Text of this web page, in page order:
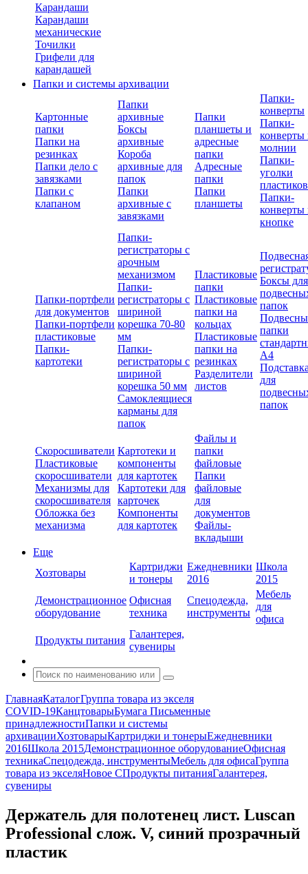
Карандаши
Карандаши
механические
Точилки
Грифели для
карандашей
Папки и системы архивации
Картонные
папки
Папки на
резинках
Папки дело с
завязками
Папки с
клапаном
Папки
архивные
Боксы
архивные
Короба
архивные для
папок
Папки
архивные с
завязками
Папки
планшеты и
адресные
папки
Адресные
папки
Папки
планшеты
Папки-
конверты
Папки-
конверты
молнии
Папки-
уголки
Папки-
конверты
кнопке
Папки-портфели
для документов
Папки-портфели
пластиковые
Папки-
картотеки
Папки-
регистраторы с
арочным
механизмом
Папки-
регистраторы с
шириной
корешка 70-80
мм
Папки-
регистраторы с
шириной
корешка 50 мм
Самоклеящиеся
карманы для
папок
Пластиковые
папки
Пластиковые
папки на
кольцах
Пластиковые
папки на
резинках
Разделители
листов
Боксы для
папок
папки
А4
для
папок
Скоросшиватели
Пластиковые
скоросшиватели
Механизмы для
скоросшивателя
Обложка без
механизма
Картотеки и
компоненты
для картотек
Картотеки для
карточек
Компоненты
для картотек
Файлы и
папки
файловые
Папки
файловые
для
документов
Файлы-
вкладыши
Еще
Хозтовары
Картриджи
и тонеры
Ежедневники
2016
Школа
2015
Демонстрационное
оборудование
Офисная
техника
Спецодежда,
инструменты
Мебель
для
офиса
Продукты питания
Галантерея,
сувениры
ГлавнаяКаталогГруппа товара из экселя
COVID-19КанцтоварыБумага Письменные
принадлежностиПапки и системы
архивацииХозтоварыКартриджи и тонерыЕжедневники
2016Школа 2015Демонстрационное оборудованиеОфисная
техникаСпецодежда, инструментыМебель для офисаГруппа
товара из экселяНовое СПродукты питанияГалантерея,
сувениры
Держатель для полотенец лист. Luscan
Professional слож. V, синий прозрачный
пластик